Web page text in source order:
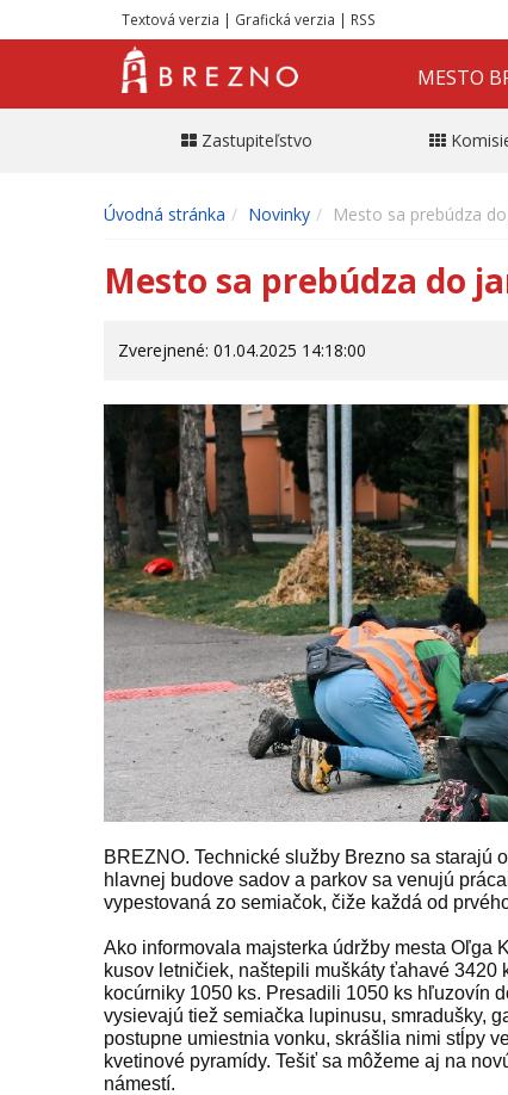
Textová verzia | Grafická verzia | RSS
MESTO
Zastupiteľstvo
Úvodná stránka Novinky Mesto sa prebúdza
Mesto sa prebúdza do
Zverejnené: 01.04.2025 14:18:00
BREZNO. Technické služby Brezno sa starajú
hlavnej budove sadov a parkov sa venujú
vypestovaná zo semiačok, čiže každá od
Ako informovala majsterka údržby mesta Oľga
kusov letničiek, naštepili muškáty ťahavé 3420
kocúrniky 1050 ks. Presadili 1050 ks hľuzovín
vysievajú tiež semiačka lupinusu, smradušky,
postupne umiestnia vonku, skrášlia nimi stĺpy
kvetinové pyramídy. Tešiť sa môžeme aj na
námestí.